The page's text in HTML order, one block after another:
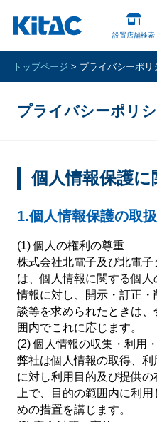
設置店舗検索
ホール様向け製品
ホール関係者様専用
パチスロ検定情報
ボルフォースシリー
アプリ・ゲーム
トップページ プライバシーポリ
プライバシーポリ
個人情報保護
1.個人情報保護の取
(1) 個人の権利の尊重
株式会社北電子及び北電子
は、個人情報に関する個
情報に対し、開示・訂正
談等を求められたときは
囲内でこれに応じます。
(2) 個人情報の収集・利用
弊社は個人情報の取得、
に対し利用目的及び提供
上で、目的の範囲内に利
めの措置を講じます。